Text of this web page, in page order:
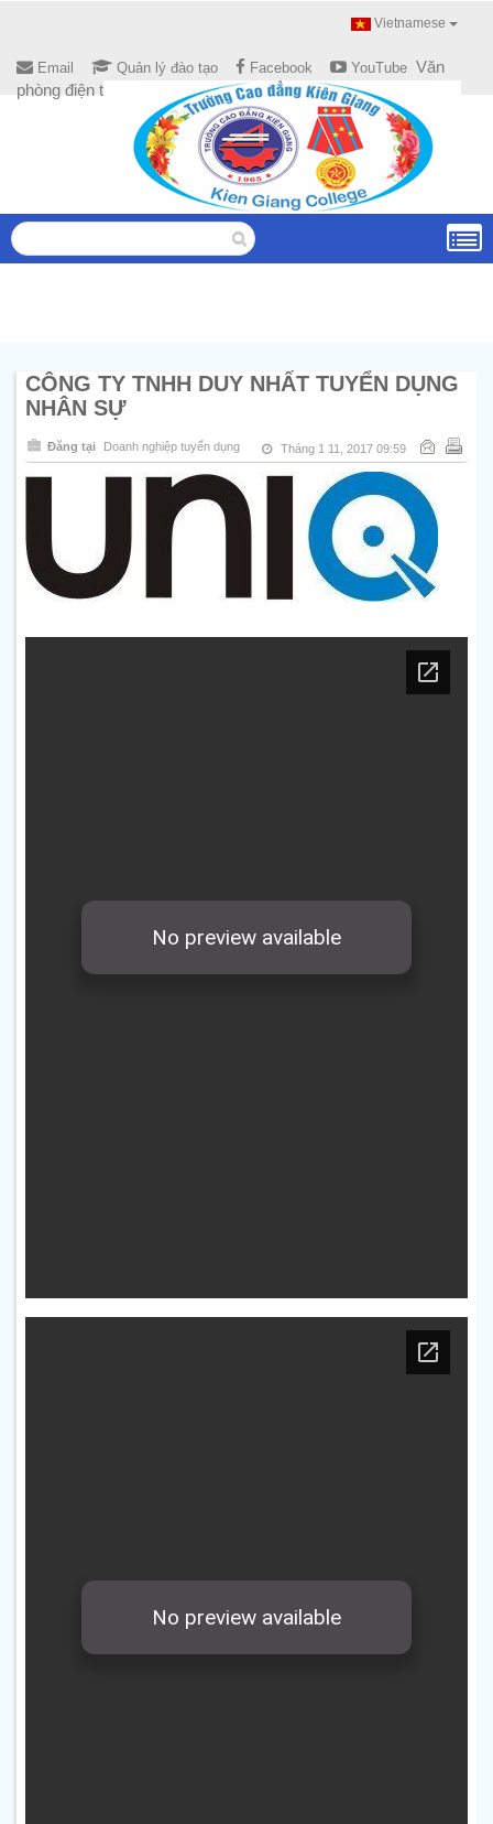
Vietnamese
Email Quản lý đào tạo Facebook YouTube Văn
phòng điện tử
CÔNG TY TNHH DUY NHẤT TUYỂN DỤNG
NHÂN SỰ
Đăng tại Doanh nghiệp tuyển dụng Tháng 1 11, 2017 09:59